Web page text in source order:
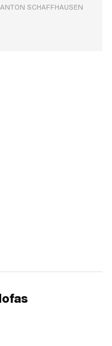
SCHAFFHAUSEN